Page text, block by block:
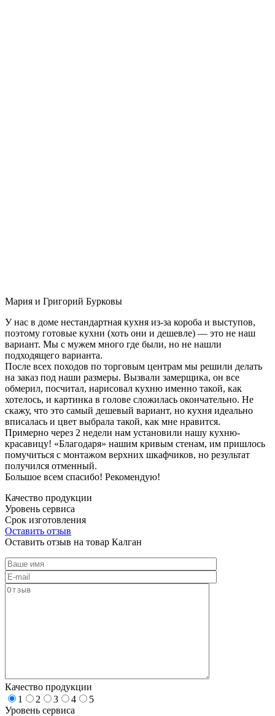
Мария и Григорий Бурковы
У нас в доме нестандартная кухня из-за короба и выступов,
поэтому готовые кухни (хоть они и дешевле) — это не наш
вариант. Мы с мужем много где были, но не нашли
подходящего варианта.
После всех походов по торговым центрам мы решили делать
на заказ под наши размеры. Вызвали замерщика, он все
обмерил, посчитал, нарисовал кухню именно такой, как
хотелось, и картинка в голове сложилась окончательно. Не
скажу, что это самый дешевый вариант, но кухня идеально
вписалась и цвет выбрала такой, как мне нравится.
Примерно через 2 недели нам установили нашу кухню-
красавицу! «Благодаря» нашим кривым стенам, им пришлось
помучиться с монтажом верхних шкафчиков, но результат
получился отменный.
Большое всем спасибо! Рекомендую!
Качество продукции
Уровень сервиса
Срок изготовления
Оставить отзыв
Оставить отзыв на товар Калган
Качество продукции
1
2 3 4
5
Уровень сервиса